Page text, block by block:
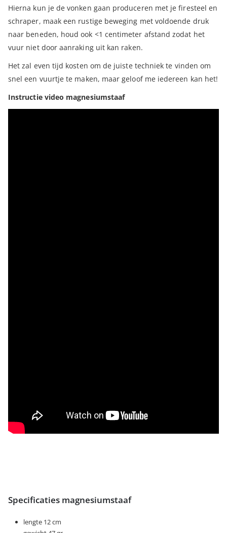
Hierna kun je de vonken gaan produceren met je firesteel en
schraper, maak een rustige beweging met voldoende druk
naar beneden, houd ook <1 centimeter afstand zodat het
vuur niet door aanraking uit kan raken.
Het zal even tijd kosten om de juiste techniek te vinden om
snel een vuurtje te maken, maar geloof me iedereen kan het!
Instructie video magnesiumstaaf
Specificaties magnesiumstaaf
lengte 12 cm